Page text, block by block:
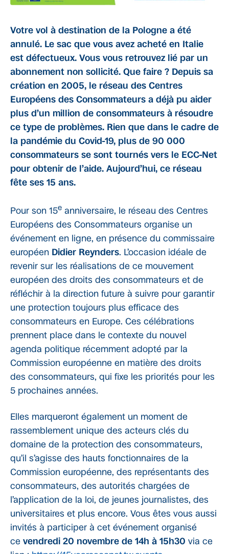
Votre vol à destination de la Pologne a été
annulé. Le sac que vous avez acheté en Italie
est défectueux. Vous vous retrouvez lié par un
abonnement non sollicité. Que faire ? Depuis sa
création en 2005, le réseau des Centres
Européens des Consommateurs a déjà pu aider
plus d’un million de consommateurs à résoudre
ce type de problèmes. Rien que dans le cadre de
la pandémie du Covid-19, plus de 90 000
consommateurs se sont tournés vers le ECC-Net
pour obtenir de l’aide. Aujourd’hui, ce réseau
fête ses 15 ans.
Pour son 15e anniversaire, le réseau des Centres
Européens des Consommateurs organise un
événement en ligne, en présence du commissaire
européen Didier Reynders. L’occasion idéale de
revenir sur les réalisations de ce mouvement
européen des droits des consommateurs et de
réfléchir à la direction future à suivre pour garantir
une protection toujours plus efficace des
consommateurs en Europe. Ces célébrations
prennent place dans le contexte du nouvel
agenda politique récemment adopté par la
Commission européenne en matière des droits
des consommateurs, qui fixe les priorités pour les
5 prochaines années.
Elles marqueront également un moment de
rassemblement unique des acteurs clés du
domaine de la protection des consommateurs,
qu’il s’agisse des hauts fonctionnaires de la
Commission européenne, des représentants des
consommateurs, des autorités chargées de
l’application de la loi, de jeunes journalistes, des
universitaires et plus encore. Vous êtes vous aussi
invités à participer à cet événement organisé
ce vendredi 20 novembre de 14h à 15h30 via ce